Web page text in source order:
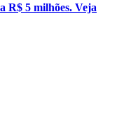
R$ 5 milhões. Veja